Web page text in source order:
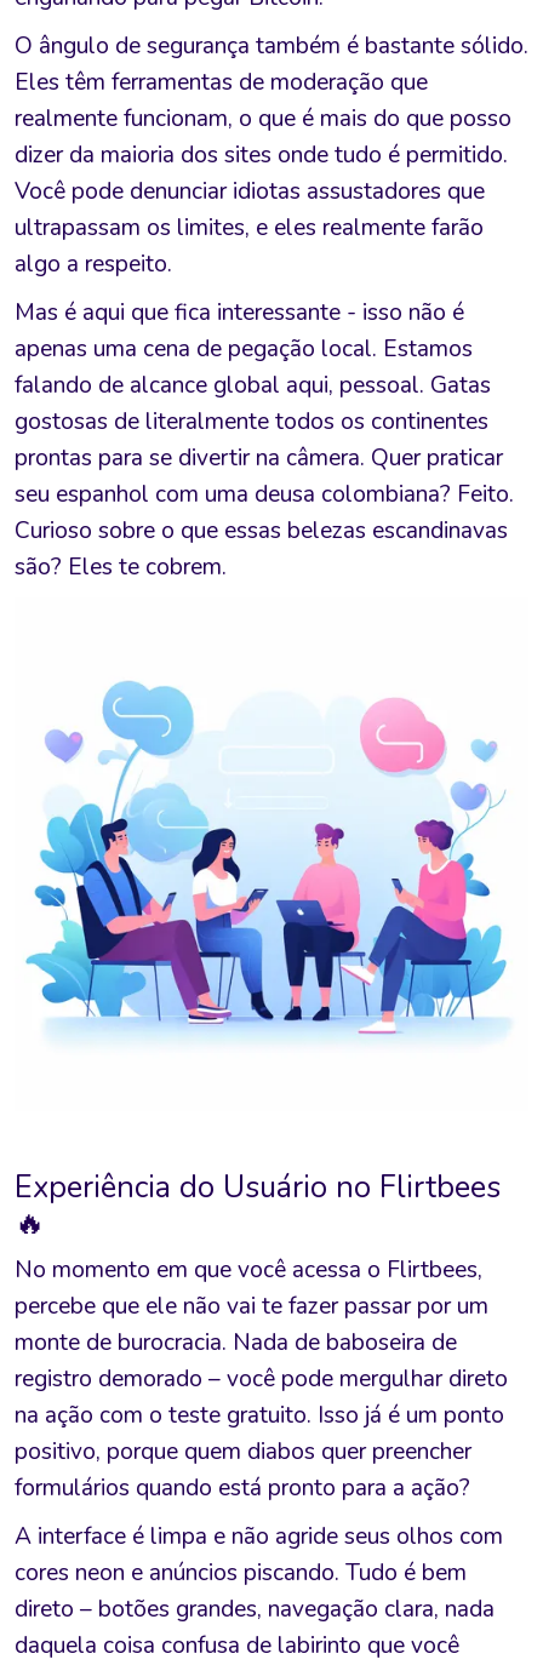
O ângulo de segurança também é bastante sólido.
Eles têm ferramentas de moderação que
realmente funcionam, o que é mais do que posso
dizer da maioria dos sites onde tudo é permitido.
Você pode denunciar idiotas assustadores que
ultrapassam os limites, e eles realmente farão
algo a respeito.
Mas é aqui que fica interessante - isso não é
apenas uma cena de pegação local. Estamos
falando de alcance global aqui, pessoal. Gatas
gostosas de literalmente todos os continentes
prontas para se divertir na câmera. Quer praticar
seu espanhol com uma deusa colombiana? Feito.
Curioso sobre o que essas belezas escandinavas
são? Eles te cobrem.
Experiência do Usuário no Flirtbees
🔥
No momento em que você acessa o Flirtbees,
percebe que ele não vai te fazer passar por um
monte de burocracia. Nada de baboseira de
registro demorado – você pode mergulhar direto
na ação com o teste gratuito. Isso já é um ponto
positivo, porque quem diabos quer preencher
formulários quando está pronto para a ação?
A interface é limpa e não agride seus olhos com
cores neon e anúncios piscando. Tudo é bem
direto – botões grandes, navegação clara, nada
daquela coisa confusa de labirinto que você